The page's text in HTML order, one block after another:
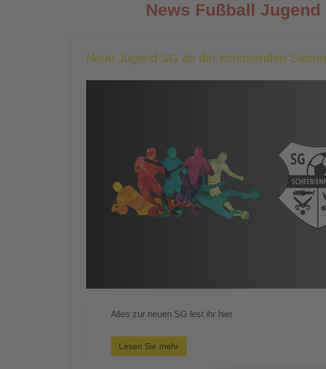
News Fußball Jugend
Neue Jugend SG ab der kommenden Saison
Alles zur neuen SG lest ihr hier
Lesen Sie mehr